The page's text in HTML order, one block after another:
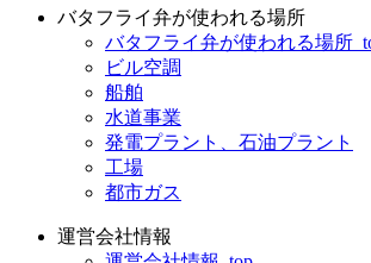
バタフライ弁が使われる場所
バタフライ弁が使われる場所
ビル空調
船舶
水道事業
発電プラント、石油プラント
工場
都市ガス
運営会社情報